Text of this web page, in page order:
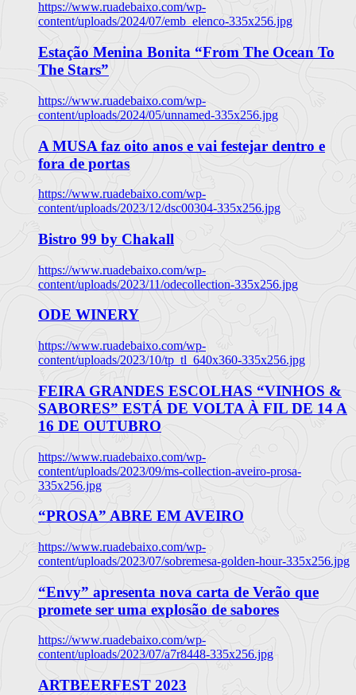
https://www.ruadebaixo.com/wp-
content/uploads/2024/07/emb_elenco-335x256.jpg
Estação Menina Bonita “From The Ocean To
The Stars”
https://www.ruadebaixo.com/wp-
content/uploads/2024/05/unnamed-335x256.jpg
A MUSA faz oito anos e vai festejar dentro e
fora de portas
https://www.ruadebaixo.com/wp-
content/uploads/2023/12/dsc00304-335x256.jpg
Bistro 99 by Chakall
https://www.ruadebaixo.com/wp-
content/uploads/2023/11/odecollection-335x256.jpg
ODE WINERY
https://www.ruadebaixo.com/wp-
content/uploads/2023/10/tp_tl_640x360-335x256.jpg
FEIRA GRANDES ESCOLHAS “VINHOS &
SABORES” ESTÁ DE VOLTA À FIL DE 14 A
16 DE OUTUBRO
https://www.ruadebaixo.com/wp-
content/uploads/2023/09/ms-collection-aveiro-prosa-
335x256.jpg
“PROSA” ABRE EM AVEIRO
https://www.ruadebaixo.com/wp-
content/uploads/2023/07/sobremesa-golden-hour-335x256.jpg
“Envy” apresenta nova carta de Verão que
promete ser uma explosão de sabores
https://www.ruadebaixo.com/wp-
content/uploads/2023/07/a7r8448-335x256.jpg
ARTBEERFEST 2023